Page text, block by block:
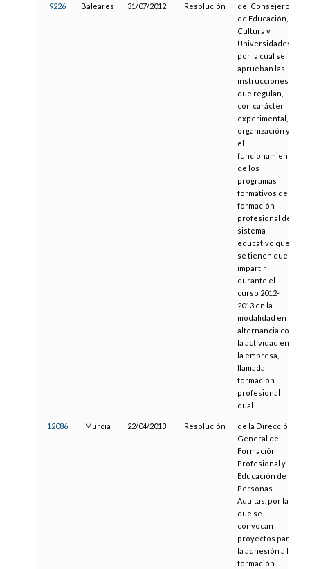
9226 Baleares 31/07/2012 Resolución
del Consejero
de Educación,
Cultura y
Universidades
por la cual se
aprueban las
instrucciones
que regulan,
con carácter
experimental, la
organización y
el
funcionamiento
de los
programas
formativos de
formación
profesional del
sistema
educativo que
se tienen que
impartir
durante el
curso 2012-
2013 en la
modalidad en
alternancia con
la actividad en
la empresa,
llamada
formación
profesional
dual
12086 Murcia 22/04/2013 Resolución
de la Dirección
General de
Formación
Profesional y
Educación de
Personas
Adultas, por la
que se
convocan
proyectos para
la adhesión a la
formación